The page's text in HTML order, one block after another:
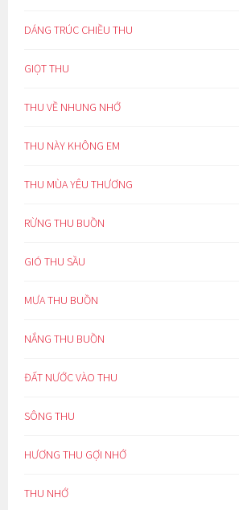
DÁNG TRÚC CHIỀU THU
GIỌT THU
THU VỀ NHUNG NHỚ
THU NÀY KHÔNG EM
THU MÙA YÊU THƯƠNG
RỪNG THU BUỒN
GIÓ THU SẦU
MƯA THU BUỒN
NẮNG THU BUỒN
ĐẤT NƯỚC VÀO THU
SÔNG THU
HƯƠNG THU GỢI NHỚ
THU NHỚ